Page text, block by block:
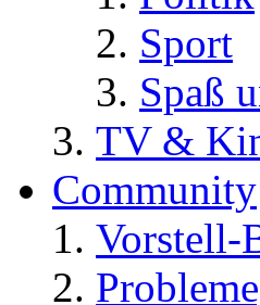
Sport
Spaß
TV &
Community
Vorstell-